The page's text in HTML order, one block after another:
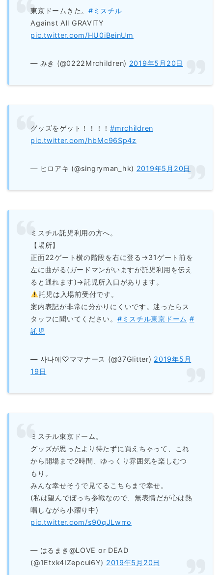
東京ドームきた。 #ミスチル
Against All GRAVlTY
pic.twitter.com/HU0iBeinUm
— みき (@0222Mrchildren) 2019年5月20日
グッズをゲット！！！！#mrchildren
pic.twitter.com/hbMc96Sp4z
— ヒロアキ (@singryman_hk) 2019年5月20日
ミスチル託児利用の方へ。
【場所】
正面22ゲート横の階段を右に登る→31ゲート前を
左に曲がる(ガードマンがいますが託児利用を伝え
ると通れます)→託児所入口があります。
託児は入場前受付です。
案内表記が非常に分かりにくいです。迷ったらス
タッフに聞いてください。 #ミスチル東京ドーム #
託児
— 사나에♡ママナース (@37Glitter) 2019年5月
19日
ミスチル東京ドーム。
グッズが思ったより待たずに買えちゃって、これ
から開場まで2時間、ゆっくり雰囲気を楽しむつ
もり。
みんな幸せそうで見てるこちらまで幸せ。
(私は望んでぼっち参戦なので、無表情だが心は熱
唱しながら小躍り中)
pic.twitter.com/s90qJLwrro
— はるまき@LOVE or DEAD
(@1Etxk4IZepcui6Y) 2019年5月20日